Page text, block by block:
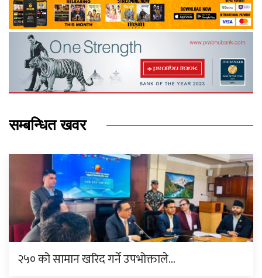
सम्बन्धित खवर
२५० को सामान खरिद गर्ने उपभोक्ताले…